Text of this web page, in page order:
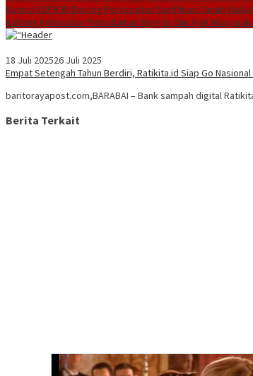
Komisi II DPR RI Dorong Percepatan Sertifikasi Tanah
Kalteng Keberatan Pemadaman Bergilir dan Ajak
18 Juli 202526 Juli 2025
Empat Setengah Tahun Berdiri, Ratikita.id Siap Go
baritorayapost.com,BARABAI – Bank sampah digital
Berita Terkait